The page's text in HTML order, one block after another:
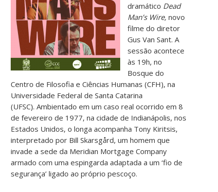
dramático Dead
Man’s Wire, novo
filme do diretor
Gus Van Sant. A
sessão acontece
às 19h, no
Bosque do
Centro de Filosofia e Ciências Humanas (CFH), na
Universidade Federal de Santa Catarina
(UFSC). Ambientado em um caso real ocorrido em 8
de fevereiro de 1977, na cidade de Indianápolis, nos
Estados Unidos, o longa acompanha Tony Kiritsis,
interpretado por Bill Skarsgård, um homem que
invade a sede da Meridian Mortgage Company
armado com uma espingarda adaptada a um ‘fio de
segurança’ ligado ao próprio pescoço.